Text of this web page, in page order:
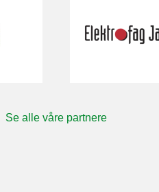
Se alle våre partnere